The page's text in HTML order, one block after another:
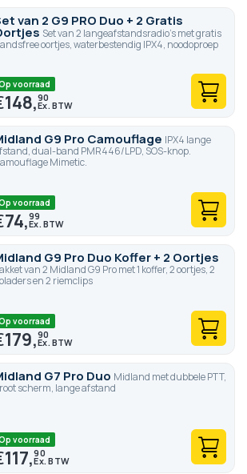
van 2 G9 PRO Duo + 2 Gratis
Set van 2 langeafstandsradio's met gratis
oortjes, waterbestendig IPX4, noodoproep
voorraad
148,90
G9 Pro Camouflage IPX4 lange
dual-band PMR446/LPD, SOS-knop.
Mimetic.
voorraad
74,99
G9 Pro Duo Koffer + 2 Oortjes
van 2 Midland G9 Pro met 1 koffer, 2 oortjes, 2
en 2 riemclips
voorraad
179,90
G7 Pro Duo Midland met dubbele PTT,
scherm, lange afstand
voorraad
117,90